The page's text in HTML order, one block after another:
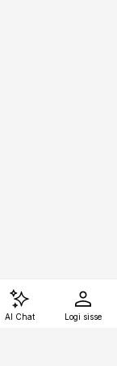
AI Chat Logi sisse